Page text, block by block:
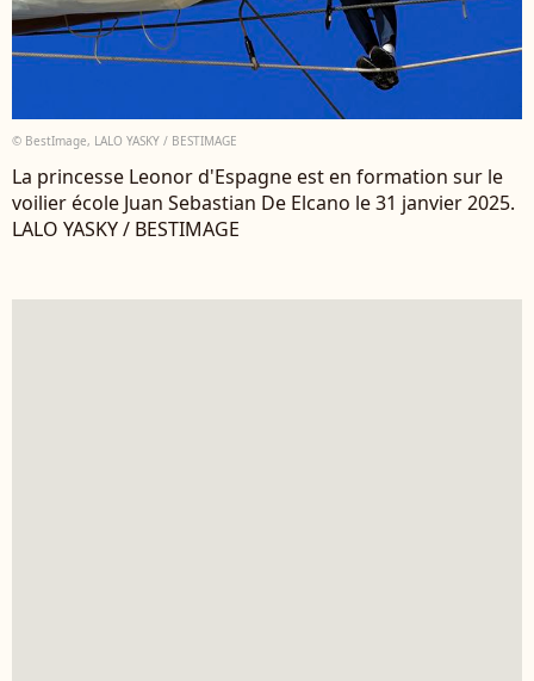
© BestImage, LALO YASKY / BESTIMAGE
La princesse Leonor d'Espagne est en formation sur le
voilier école Juan Sebastian De Elcano le 31 janvier 2025.
LALO YASKY / BESTIMAGE